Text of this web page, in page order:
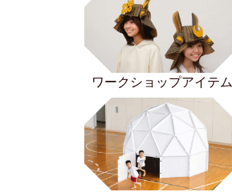
ワークショップアイテム